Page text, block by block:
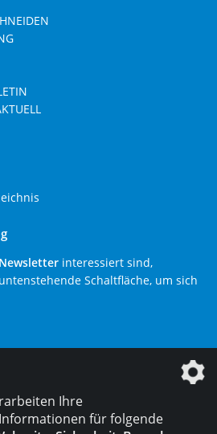
Newsletter interessiert sind,
Schaltfläche, um sich
ist ein Unternehmen der
Ihre
für folgende